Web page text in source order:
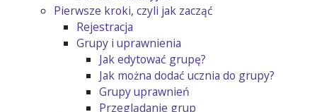
Pierwsze kroki, czyli jak zacząć
Rejestracja
Grupy i uprawnienia
Jak edytować grupę?
Jak można dodać ucznia do grupy?
Grupy uprawnień
Przeglądanie grup